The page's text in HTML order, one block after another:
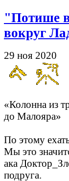
"Потише
вокруг
29 ноя 2020
«Колонна из
до Малояра»
По этому
Мы это
ака
подруга.